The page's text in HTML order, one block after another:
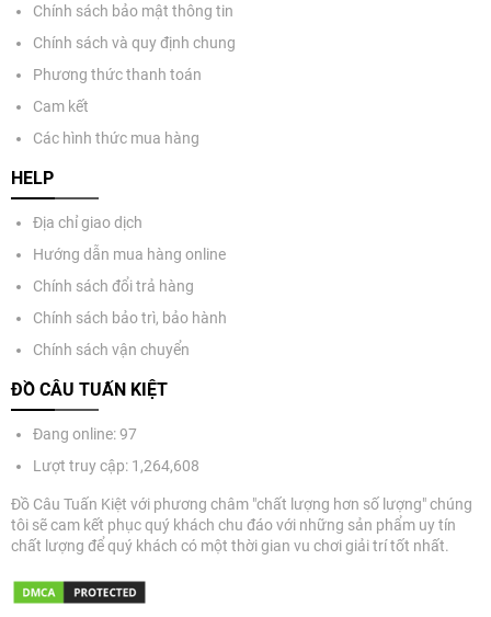
Chính sách bảo mật thông tin
Chính sách và quy định chung
Phương thức thanh toán
Cam kết
Các hình thức mua hàng
HELP
Địa chỉ giao dịch
Hướng dẫn mua hàng online
Chính sách đổi trả hàng
Chính sách bảo trì, bảo hành
Chính sách vận chuyển
ĐỒ CÂU TUẤN KIỆT
Đang online: 97
Lượt truy cập: 1,264,608
Đồ Câu Tuấn Kiệt với phương châm "chất lượng hơn số lượng" chúng
tôi sẽ cam kết phục quý khách chu đáo với những sản phẩm uy tín
chất lượng để quý khách có một thời gian vu chơi giải trí tốt nhất.